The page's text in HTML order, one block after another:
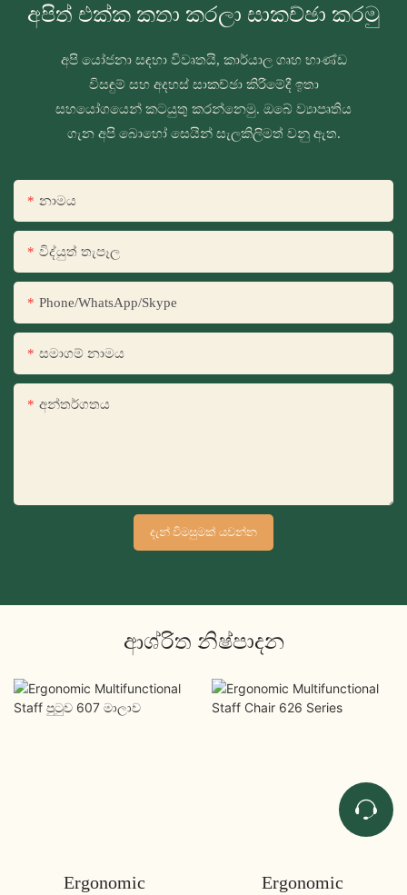
අපිත් එක්ක කතා කරලා සාකච්ඡා කරමු
අපි යෝජනා සඳහා විවෘතයි, කාර්යාල ගෘහ භාණ්ඩ
විසඳුම් සහ අදහස් සාකච්ඡා කිරීමේදී ඉතා
සහයෝගයෙන් කටයුතු කරන්නෙමු. ඔබේ ව්‍යාපෘතිය
ගැන අපි බොහෝ සෙයින් සැලකිලිමත් වනු ඇත.
නාමය
විද්යුත් තැපෑල
Phone/WhatsApp/Skype
සමාගම් නාමය
අන්තර්ගතය
දැන් විමසුමක් යවන්න
ආශ්රිත නිෂ්පාදන
Ergonomic Ergonomic